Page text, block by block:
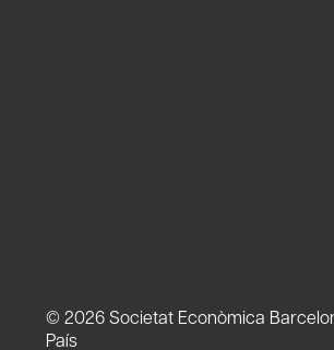
© 2026 Societat Econòmica
País